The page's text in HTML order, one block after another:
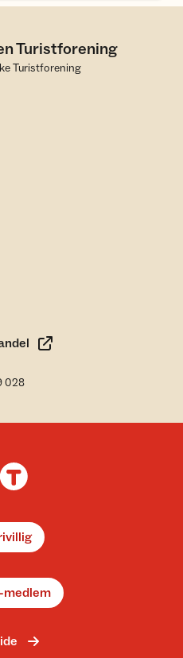
Turistforening
Turistforening
028
medlem